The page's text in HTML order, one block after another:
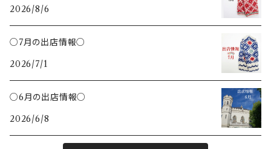
クリップ
バターナイフ
さかな
とり
2026/8/6
○7月の出店情報○
2026/7/1
○6月の出店情報○
2026/6/8